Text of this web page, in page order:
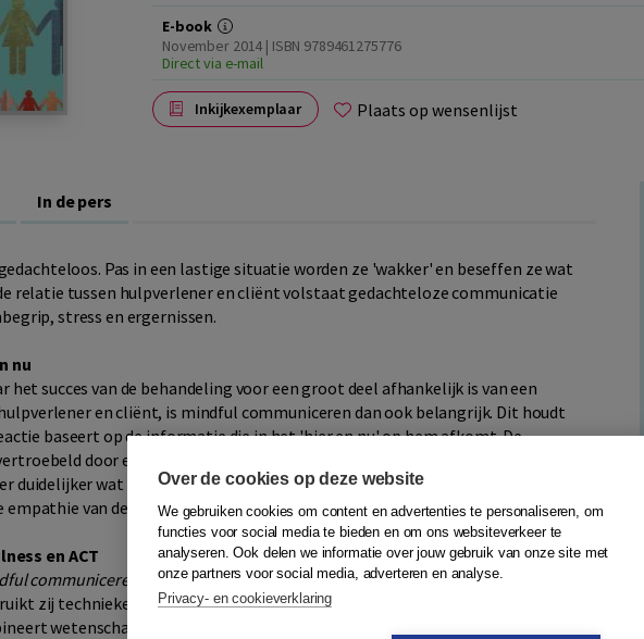
E-book
November 2014 | ISBN 9789461275776
Direct via e-mail
Inkijkexemplaar Plaats op wensenlijst
In de pers
Pas in een lastige situatie worden ze 'wakker' en beseffen ze wat
relatie tussen hulpverlener en cliënt volstaat gedachteloze communicatie
stress en ergernissen.
nu
het succes van de behandeling voor een groot deel afhankelijk is van een
en cliënt, is mindful communiceren dan ook belangrijk. Dit houdt
baseert op de informatie die in het 'hier en nu' op hem afkomt. De
door emoties, (voor)oordelen of onrealistische verwachtingen. Zo
duidelijker wat de cliënt wérkelijk bedoelt. De cliënt ervaart meer begrip en
van de hulpverlener, wat het hulpverleningsproces ten goede komt.
en ACT
communiceren voor hulpverlenerszien hoe je met aandacht kunt
zij technieken uit de mindfulness en de Acceptance and Commitment
wetenschappelijke kennis uit de communicatieleer en de psychologie
Over de cookies op deze website
We gebruiken cookies om content en advertenties te personaliseren, om
functies voor social media te bieden en om ons websiteverkeer te
analyseren. Ook delen we informatie over jouw gebruik van onze site met
onze partners voor social media, adverteren en analyse.
Privacy- en cookieverklaring